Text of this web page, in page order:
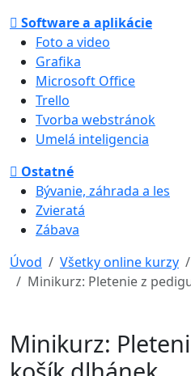
Software a aplikácie
Foto a video
Grafika
Microsoft Office
Trello
Tvorba webstránok
Umelá inteligencia
Ostatné
Bývanie, záhrada a les
Zvieratá
Zábava
Úvod
Všetky online kurzy
Minikurz: Pletenie z
Minikurz: